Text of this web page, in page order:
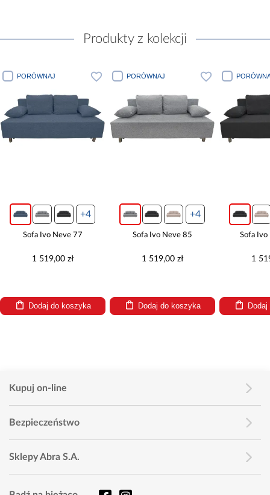
Produkty z kolekcji
PORÓWNAJ
+4
Sofa Ivo Neve 77
1 519,00 zł
Dodaj do koszyka
PORÓWNAJ
+4
Sofa Ivo Neve 85
1 519,00 zł
Dodaj do koszyka
Sofa
1
Kupuj on-line
Bezpieczeństwo
Sklepy Abra S.A.